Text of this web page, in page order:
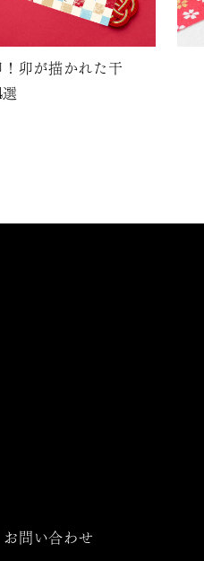
卯が描かれた干
お問い合わせ